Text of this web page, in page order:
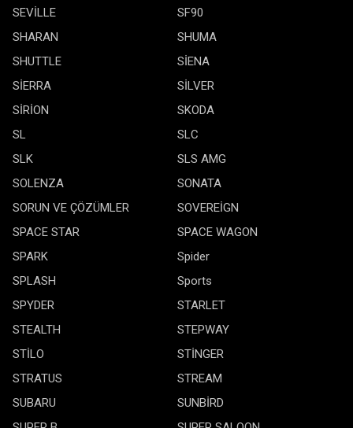
SEVİLLE
SF90
SHARAN
SHUMA
SHUTTLE
SİENA
SİERRA
SİLVER
SİRİON
SKODA
SL
SLC
SLK
SLS AMG
SOLENZA
SONATA
SORUN VE ÇÖZÜMLER
SOVEREİGN
SPACE STAR
SPACE WAGON
SPARK
Spider
SPLASH
Sports
SPYDER
STARLET
STEALTH
STEPWAY
STİLO
STİNGER
STRATUS
STREAM
SUBARU
SUNBİRD